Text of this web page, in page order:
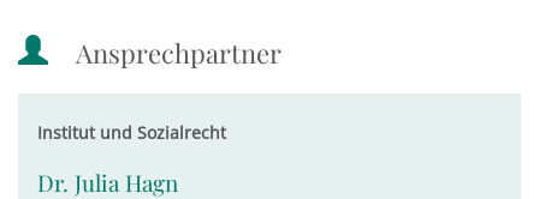
Ansprechpartner
Institut und Sozialrecht
Dr. Julia Hagn